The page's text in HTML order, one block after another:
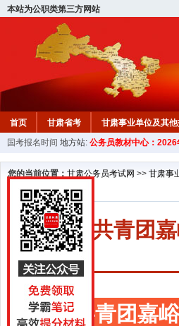
本站为公职类第三方网站
首页 甘肃省考 甘肃事业单位及其
国考报名时间 地方站: 公务员教材中心：
您的当前位置： 甘肃公务员考试网 >> 甘肃事
共青团
共青团嘉